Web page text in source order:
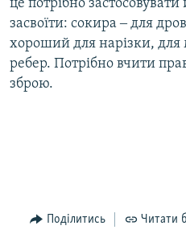
це потрібно
засвоїти: сокира ‒ для
хороший для нарізки, для
ребер. Потрібно вчити
зброю.
Поділитись Читати